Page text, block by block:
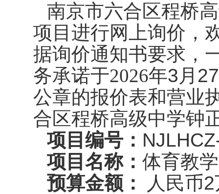
南京市六合区程桥
项目 进行网上询价，
据询价通知书要求，
务承诺于2026年3 月 27
公章的报价表和营业
合区程桥高级中学钟
项目编号：
项目名称： 体育教
预算金额：
人民币2